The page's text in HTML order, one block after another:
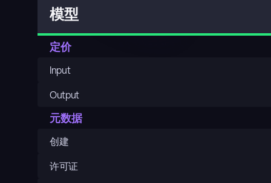
模型
定价
Input
Output
元数据
创建
许可证